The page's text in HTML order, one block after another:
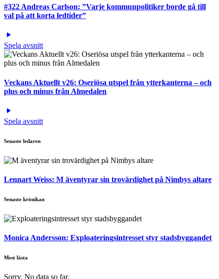
#322 Andreas Carlson: ”Varje kommunpolitiker borde gå till
val på att korta ledtider”
Spela avsnitt
Veckans Aktuellt v26: Oseriösa utspel från ytterkanterna – och
plus och minus från Almedalen
Spela avsnitt
Senaste ledaren
Lennart Weiss: M äventyrar sin trovärdighet på Nimbys altare
Senaste krönikan
Monica Andersson: Exploateringsintresset styr stadsbyggandet
Mest lästa
Sorry. No data so far.